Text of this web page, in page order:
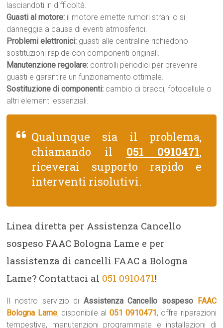
lasciandoti in difficoltà.
Guasti al motore: il motore emette rumori strani o si
danneggia a causa di eventi atmosferici.
Problemi elettronici: guasti alle centraline richiedono
sostituzioni rapide con componenti originali.
Manutenzione regolare: controlli periodici per prevenire
guasti e garantire un funzionamento ottimale.
Sostituzione di componenti: cambio di bracci, fotocellule o
altri elementi essenziali.
Qualunque sia il problema,
chiamando il 051 0910471,
riceverai supporto rapido e
interventi risolutivi.
Linea diretta per Assistenza Cancello
sospeso FAAC Bologna Lame e per
lassistenza di cancelli FAAC a Bologna
Lame? Contattaci al 051 0910471!
Il nostro servizio di Assistenza Cancello sospeso FAAC
Bologna Lame, disponibile al 051 0910471, offre riparazioni
tempestive, manutenzioni programmate e installazioni di